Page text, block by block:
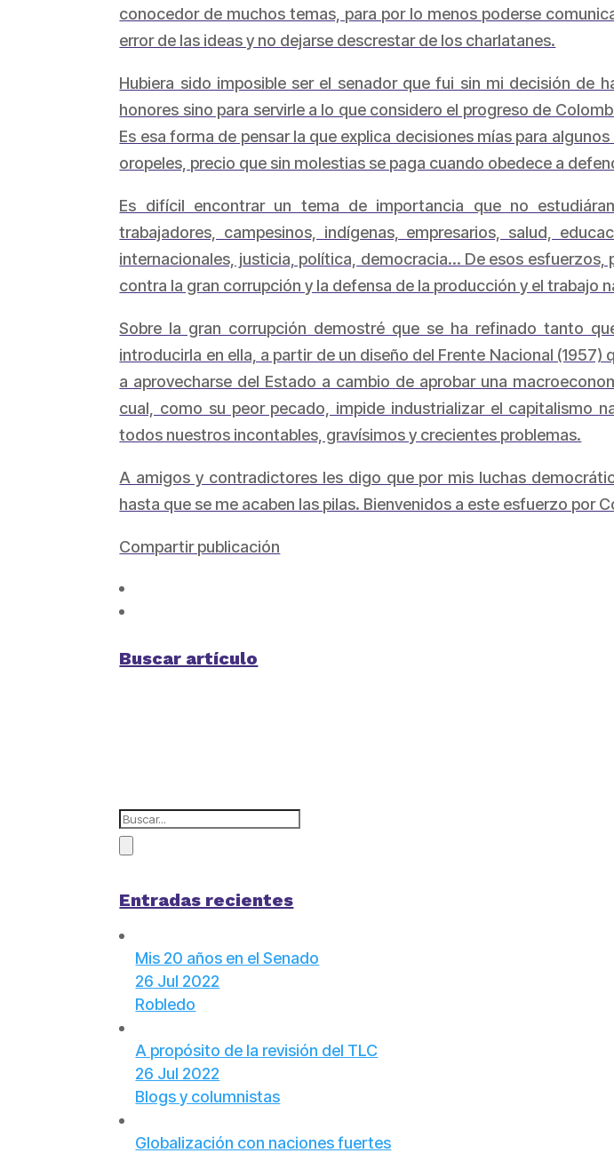
conocedor de muchos temas, para por lo menos poderse
error de las ideas y no dejarse descrestar de los charlatanes.
Hubiera sido imposible ser el senador que fui sin mi decisión de
honores sino para servirle a lo que considero el progreso de
Es esa forma de pensar la que explica decisiones mías para
oropeles, precio que sin molestias se paga cuando obedece a
Es difícil encontrar un tema de importancia que no
trabajadores, campesinos, indígenas, empresarios, salud,
internacionales, justicia, política, democracia… De esos
contra la gran corrupción y la defensa de la producción y el trabajo
Sobre la gran corrupción demostré que se ha refinado tanto
introducirla en ella, a partir de un diseño del Frente Nacional
a aprovecharse del Estado a cambio de aprobar una
cual, como su peor pecado, impide industrializar el capitalismo
todos nuestros incontables, gravísimos y crecientes problemas.
A amigos y contradictores les digo que por mis luchas
hasta que se me acaben las pilas. Bienvenidos a este esfuerzo por
Compartir publicación
Buscar artículo
Entradas recientes
Mis 20 años en el Senado
26 Jul 2022
Robledo
A propósito de la revisión del TLC
26 Jul 2022
Blogs y columnistas
Globalización con naciones fuertes